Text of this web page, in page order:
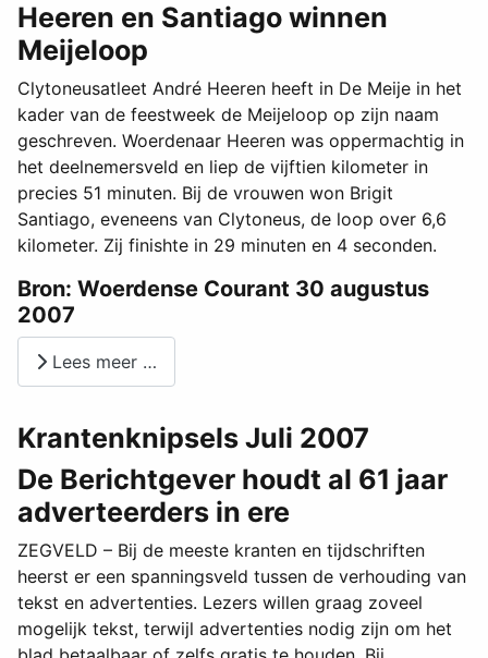
Heeren en Santiago winnen
Meijeloop
Clytoneusatleet André Heeren heeft in De Meije in het
kader van de feestweek de Meijeloop op zijn naam
geschreven. Woerdenaar Heeren was oppermachtig in
het deelnemersveld en liep de vijftien kilometer in
precies 51 minuten. Bij de vrouwen won Brigit
Santiago, eveneens van Clytoneus, de loop over 6,6
kilometer. Zij finishte in 29 minuten en 4 seconden.
Bron: Woerdense Courant 30 augustus
2007
Lees meer …
Krantenknipsels Juli 2007
De Berichtgever houdt al 61 jaar
adverteerders in ere
ZEGVELD – Bij de meeste kranten en tijdschriften
heerst er een spanningsveld tussen de verhouding van
tekst en advertenties. Lezers willen graag zoveel
mogelijk tekst, terwijl advertenties nodig zijn om het